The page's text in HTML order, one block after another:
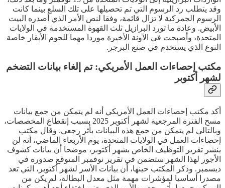
وقد يتطلب رد الرسوم التي تم تحصيلها على تلك السلع بينما كانت
الرسوم الجمركية لا تزال قائمة، وفقا لنص الأمر الذي أصدره البيت
الأبيض. وعادة ما تورد البرازيل ثلث القهوة المستخدمة في الولايات
المتحدة، وأصبحت في الآونة الأخيرة موردا مهما للحوم الأبقار خاصة
النوع الذي يستخدم في صنع البرجر.
مكتب إحصاءات العمل الأمريكي: تم إلغاء بيانات التضخم
لشهر أكتوبر
أكد مكتب إحصاءات العمل الأمريكي أنه لم يتمكن من جمع بيانات
مسح الفترة المرجعية لشهر أكتوبر 2025 بسبب إنقطاع المخصصات،
وبالتالي لم يتمكن من جمع هذه البيانات بأثر رجعي. وقال مكتب
إحصاءات العمل في الولايات المتحدة، يوم الأربعاء الماضي، أنه لن
ينشر تقرير التوظيف الخاص بشهر أكتوبر، موضحا أن بيانات كشوف
الأجور لهذا الشهر ستضمن في تقرير نوفمبر المتوقع صدوره في
ديسمبر. وذكر المكتب حينها، أن بيانات الأسر لشهر أكتوبر، التي تعد
مصدرا أساسيا لمؤشرات مهمة مثل معدل البطالة، لم يكن من